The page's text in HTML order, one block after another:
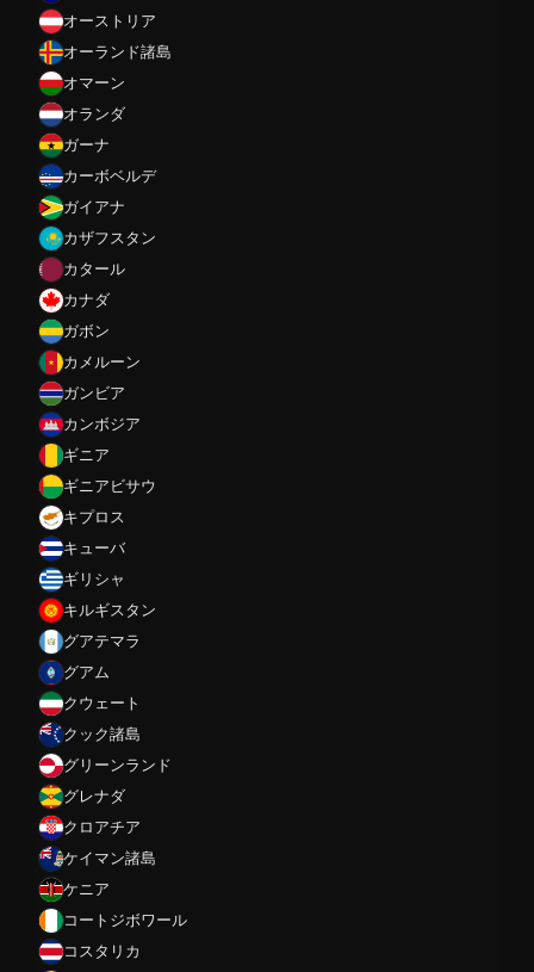
オーストリア
オーランド諸島
オマーン
オランダ
ガーナ
カーボベルデ
ガイアナ
カザフスタン
カタール
カナダ
ガボン
カメルーン
ガンビア
カンボジア
ギニア
ギニアビサウ
キプロス
キューバ
ギリシャ
キルギスタン
グアテマラ
グアム
クウェート
クック諸島
グリーンランド
グレナダ
クロアチア
ケイマン諸島
ケニア
コートジボワール
コスタリカ